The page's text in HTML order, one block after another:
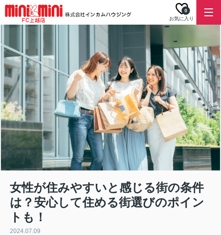
お気に入り
0
女性が住みやすいと感じる街の条件
は？安心して住める街選びのポイン
トも！
2024.07.09